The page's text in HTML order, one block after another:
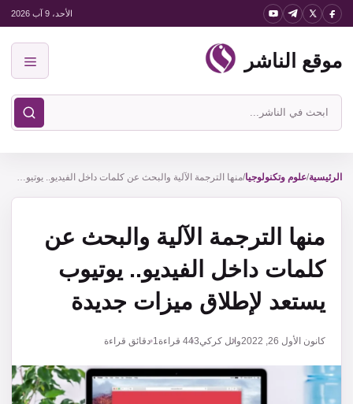
انتقل
المحتوى
الأحد، 9 آب 2026
موقع الناشر
ابحث
في
الناشر
الرئيسية/علوم وتكنولوجيا/ منها الترجمة الآلية والبحث عن كلمات داخل الفيديو.. يوتيوب يستعد لإطلاق ميزات جديدة
منها الترجمة الآلية والبحث عن
كلمات داخل الفيديو.. يوتيوب
يستعد لإطلاق ميزات جديدة
كانون الأول 26, 2022 وائل كركي443 قراءة1 دقائق قراءة